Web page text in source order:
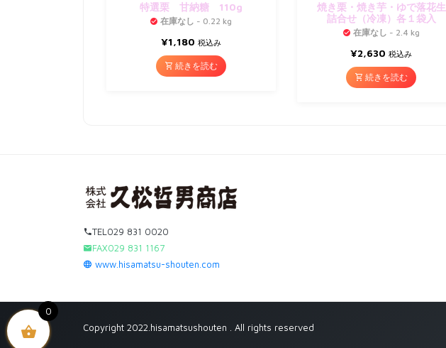
特選栗 甘納糖 110g
在庫なし - 0.22 kg
¥1,180 税込み
続きを読む
焼き栗・焼き芋・ゆで落花生
詰合せ（冷凍）各１袋入
在庫なし - 2.4 kg
¥2,630 税込み
続きを読む
TEL029 831 0020
FAX029 831 1167
www.hisamatsu-shouten.com
Copyright 2022.hisamatsushouten . All rights reserved
0